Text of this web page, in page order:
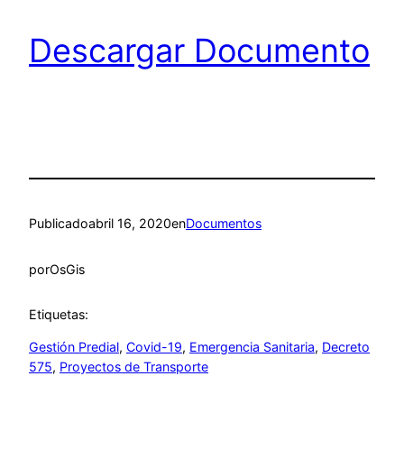
Descargar Documento
Publicadoabril 16, 2020enDocumentos
porOsGis
Etiquetas:
Gestión Predial, Covid-19, Emergencia Sanitaria, Decreto
575, Proyectos de Transporte